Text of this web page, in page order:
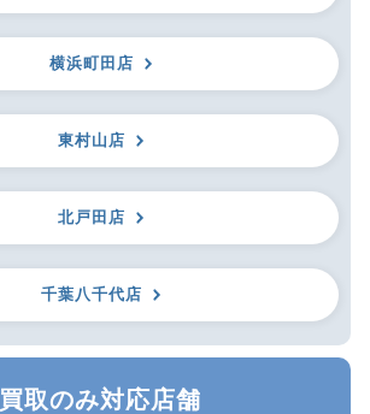
横浜町田店
東村山店
北戸田店
千葉八千代店
買取のみ対応店舗